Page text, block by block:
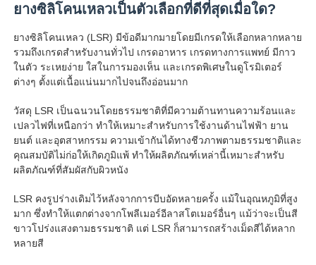
ยางซิลิโคนเหลวเป็นตัวเลือกที่ดีที่สุดเมื่อใด?
ยางซิลิโคนเหลว (LSR) มีข้อดีมากมายโดยมีเกรดให้เลือกหลากหลาย
รวมถึงเกรดสำหรับงานทั่วไป เกรดอาหาร เกรดทางการแพทย์ มีกาว
ในตัว ระเหยง่าย ใสในการมองเห็น และเกรดพิเศษในดูโรมิเตอร์
ต่างๆ ตั้งแต่เนื้อแน่นมากไปจนถึงอ่อนมาก
วัสดุ LSR เป็นฉนวนโดยธรรมชาติที่มีความต้านทานความร้อนและ
เปลวไฟที่เหนือกว่า ทำให้เหมาะสำหรับการใช้งานด้านไฟฟ้า ยาน
ยนต์ และอุตสาหกรรม ความเข้ากันได้ทางชีวภาพตามธรรมชาติและ
คุณสมบัติไม่ก่อให้เกิดภูมิแพ้ ทำให้ผลิตภัณฑ์เหล่านี้เหมาะสำหรับ
ผลิตภัณฑ์ที่สัมผัสกับผิวหนัง
LSR คงรูปร่างเดิมไว้หลังจากการบีบอัดหลายครั้ง แม้ในอุณหภูมิที่สูง
มาก ซึ่งทำให้แตกต่างจากโพลีเมอร์อีลาสโตเมอร์อื่นๆ แม้ว่าจะเป็นสี
ขาวโปร่งแสงตามธรรมชาติ แต่ LSR ก็สามารถสร้างเม็ดสีได้หลาก
หลายสี